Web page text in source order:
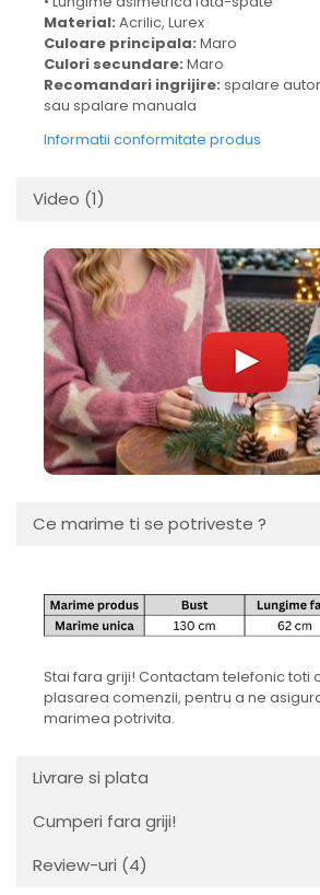
Material: Acrilic, Lurex
Culoare principala: Maro
Culori secundare: Maro
Recomandari ingrijire: spalare
sau spalare manuala
Informatii conformitate produs
Video (1)
Ce marime ti se potriveste ?
Stai fara griji! Contactam telefonic toti
plasarea comenzii, pentru a ne
marimea potrivita.
Livrare si plata
Cumperi fara griji!
Review-uri (4)